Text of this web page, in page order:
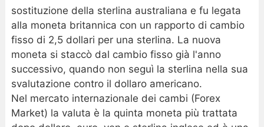
sostituzione della sterlina australiana e fu legata
alla moneta britannica con un rapporto di cambio
fisso di 2,5 dollari per una sterlina. La nuova
moneta si staccò dal cambio fisso già l'anno
successivo, quando non seguì la sterlina nella sua
svalutazione contro il dollaro americano.
Nel mercato internazionale dei cambi (Forex
Market) la valuta è la quinta moneta più trattata